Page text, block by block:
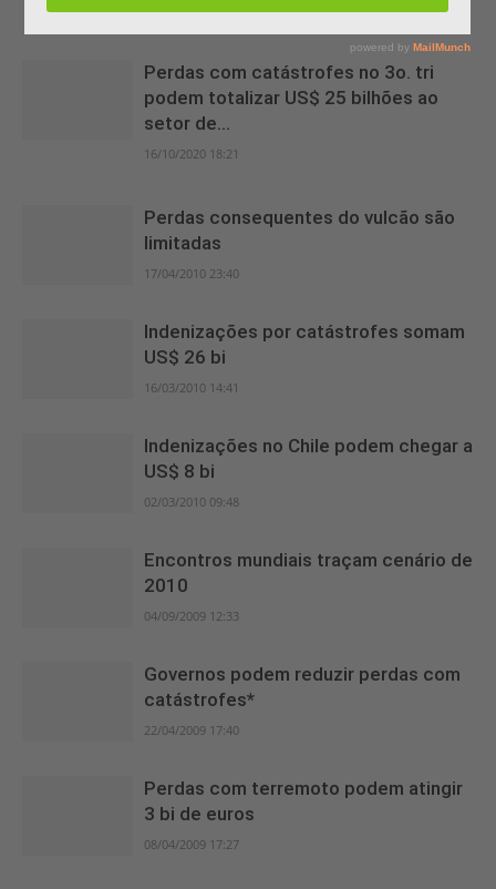
Perdas com catástrofes no 3o. tri
podem totalizar US$ 25 bilhões ao
setor de...
16/10/2020 18:21
Perdas consequentes do vulcão são
limitadas
17/04/2010 23:40
Indenizações por catástrofes somam
US$ 26 bi
16/03/2010 14:41
Indenizações no Chile podem chegar a
US$ 8 bi
02/03/2010 09:48
Encontros mundiais traçam cenário de
2010
04/09/2009 12:33
Governos podem reduzir perdas com
catástrofes*
22/04/2009 17:40
Perdas com terremoto podem atingir
3 bi de euros
08/04/2009 17:27